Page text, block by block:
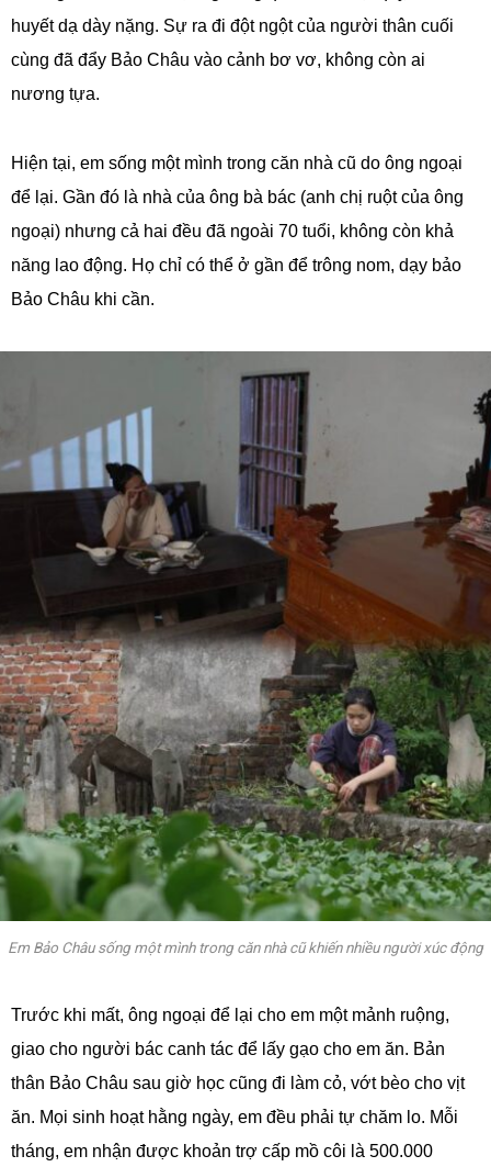
huyết dạ dày nặng. Sự ra đi đột ngột của người thân cuối
cùng đã đẩy Bảo Châu vào cảnh bơ vơ, không còn ai
nương tựa.
Hiện tại, em sống một mình trong căn nhà cũ do ông ngoại
để lại. Gần đó là nhà của ông bà bác (anh chị ruột của ông
ngoại) nhưng cả hai đều đã ngoài 70 tuổi, không còn khả
năng lao động. Họ chỉ có thể ở gần để trông nom, dạy bảo
Bảo Châu khi cần.
Em Bảo Châu sống một mình trong căn nhà cũ khiến nhiều người xúc động
Trước khi mất, ông ngoại để lại cho em một mảnh ruộng,
giao cho người bác canh tác để lấy gạo cho em ăn. Bản
thân Bảo Châu sau giờ học cũng đi làm cỏ, vớt bèo cho vịt
ăn. Mọi sinh hoạt hằng ngày, em đều phải tự chăm lo. Mỗi
tháng, em nhận được khoản trợ cấp mồ côi là 500.000